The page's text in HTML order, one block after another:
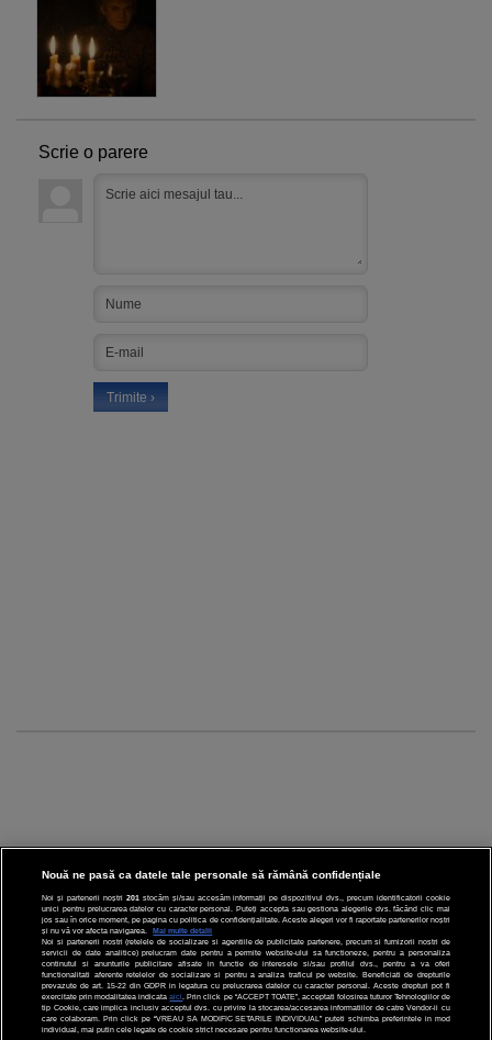
Scrie o parere
CINEMA
DIVERTISMENT
STIRI
TEHNOLOGIE
Nouă ne pasă ca datele tale personale să rămână confidențiale
Noi și partenerii noștri 201 stocăm și/sau accesăm informații pe dispozitivul dvs., precum identificatorii cookie
unici pentru prelucrarea datelor cu caracter personal. Puteți accepta sau gestiona alegerile dvs. făcând clic mai
jos sau în orice moment, pe pagina cu politica de confidențialitate. Aceste alegeri vor fi raportate partenerilor noștri
și nu vă vor afecta navigarea.
Mai multe detalii
Noi si partenerii nostri (retelele de socializare si agentiile de publicitate partenere, precum si furnizorii nostri de
servicii de date analitice) prelucram date pentru a permite website-ului sa functioneze, pentru a personaliza
continutul si anunturile publicitare afisate in functie de interesele si/sau profilul dvs., pentru a va oferi
functionalitati aferente retelelor de socializare si pentru a analiza traficul pe website. Beneficiati de drepturile
prevazute de art. 15-22 din GDPR in legatura cu prelucrarea datelor cu caracter personal. Aceste drepturi pot fi
exercitate prin modalitatea indicataaici . Prin click pe “ACCEPT TOATE”, acceptati folosirea tuturor Tehnologiilor de
tip Cookie, care implica inclusiv acceptul dvs. cu privire la stocarea/accesarea informatiilor de catre Vendor-ii cu
care colaboram. Prin click pe “VREAU SA MODIFIC SETARILE INDIVIDUAL” puteti schimba preferintele in mod
individual, mai putin cele legate de cookie strict necesare pentru functionarea website-ului.